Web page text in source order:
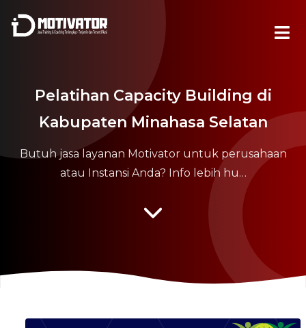
Pelatihan Capacity Building di
Kabupaten Minahasa Selatan
Butuh jasa layanan Motivator untuk perusahaan
atau Instansi Anda? Info lebih hu…